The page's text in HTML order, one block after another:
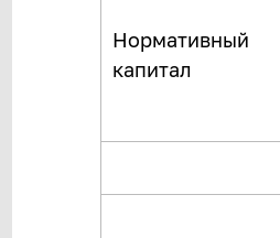
Нормативный
капитал